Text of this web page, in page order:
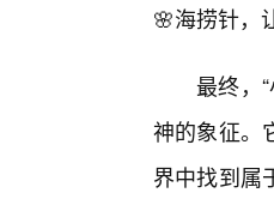
🌸海捞针，
最终，
神的象征。
界中找到属